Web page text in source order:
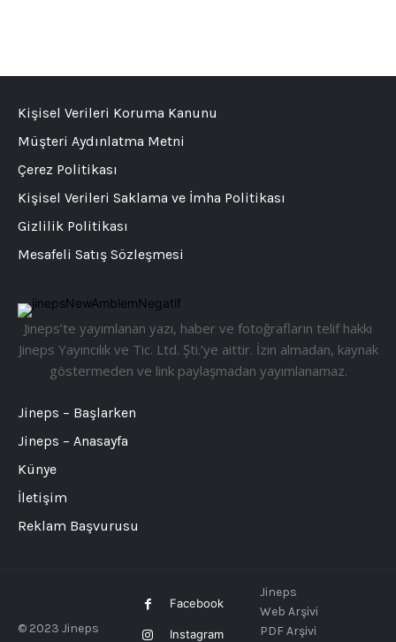
Jineps’te yayımlanan yazı, haber ve fotoğrafların telif hakkı
Jineps Yayıncılık ve Tic. Ltd. Şti.’ye aittir. İzin almadan, kaynak
göstermeden ve link paylaşmadan yayımlanamaz.
Jineps – Başlarken
Jineps – Anasayfa
Künye
İletişim
Reklam Başvurusu
Kişisel Verileri Koruma Kanunu
Müşteri Aydınlatma Metni
Çerez Politikası
Kişisel Verileri Saklama ve İmha Politikası
Gizlilik Politikası
Mesafeli Satış Sözleşmesi
© 2023 Jineps
Facebook
Instagram
Jineps
Web Arşivi
PDF Arşivi